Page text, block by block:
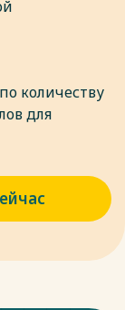
количеству
для